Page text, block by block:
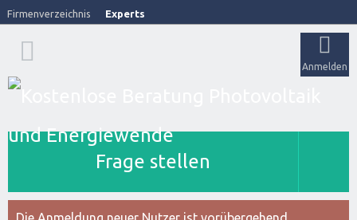
Firmenverzeichnis Experts
Anmelden
Frage stellen